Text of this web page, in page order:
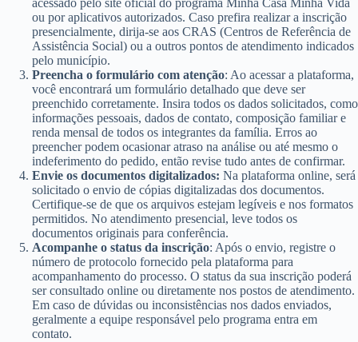
acessado pelo site oficial do programa Minha Casa Minha Vida
ou por aplicativos autorizados. Caso prefira realizar a inscrição
presencialmente, dirija-se aos CRAS (Centros de Referência de
Assistência Social) ou a outros pontos de atendimento indicados
pelo município.
Preencha o formulário com atenção: Ao acessar a plataforma,
você encontrará um formulário detalhado que deve ser
preenchido corretamente. Insira todos os dados solicitados, como
informações pessoais, dados de contato, composição familiar e
renda mensal de todos os integrantes da família. Erros ao
preencher podem ocasionar atraso na análise ou até mesmo o
indeferimento do pedido, então revise tudo antes de confirmar.
Envie os documentos digitalizados: Na plataforma online, será
solicitado o envio de cópias digitalizadas dos documentos.
Certifique-se de que os arquivos estejam legíveis e nos formatos
permitidos. No atendimento presencial, leve todos os
documentos originais para conferência.
Acompanhe o status da inscrição: Após o envio, registre o
número de protocolo fornecido pela plataforma para
acompanhamento do processo. O status da sua inscrição poderá
ser consultado online ou diretamente nos postos de atendimento.
Em caso de dúvidas ou inconsistências nos dados enviados,
geralmente a equipe responsável pelo programa entra em
contato.